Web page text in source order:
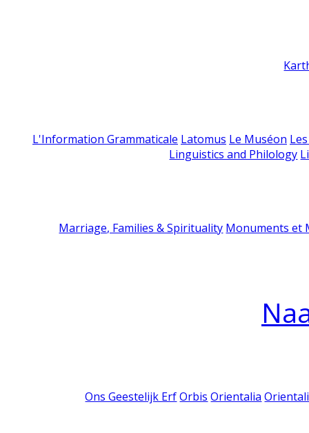
L'Information Grammaticale Latomus Le Muséon
Linguistics and Philology
Marriage, Families & Spirituality Monuments et
Ons Geestelijk Erf Orbis Orientalia